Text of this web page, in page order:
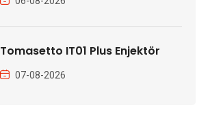
Tomasetto IT01 Plus Enjektör
07-08-2026